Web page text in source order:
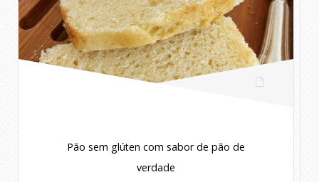
Pão sem glúten com sabor de pão de
verdade